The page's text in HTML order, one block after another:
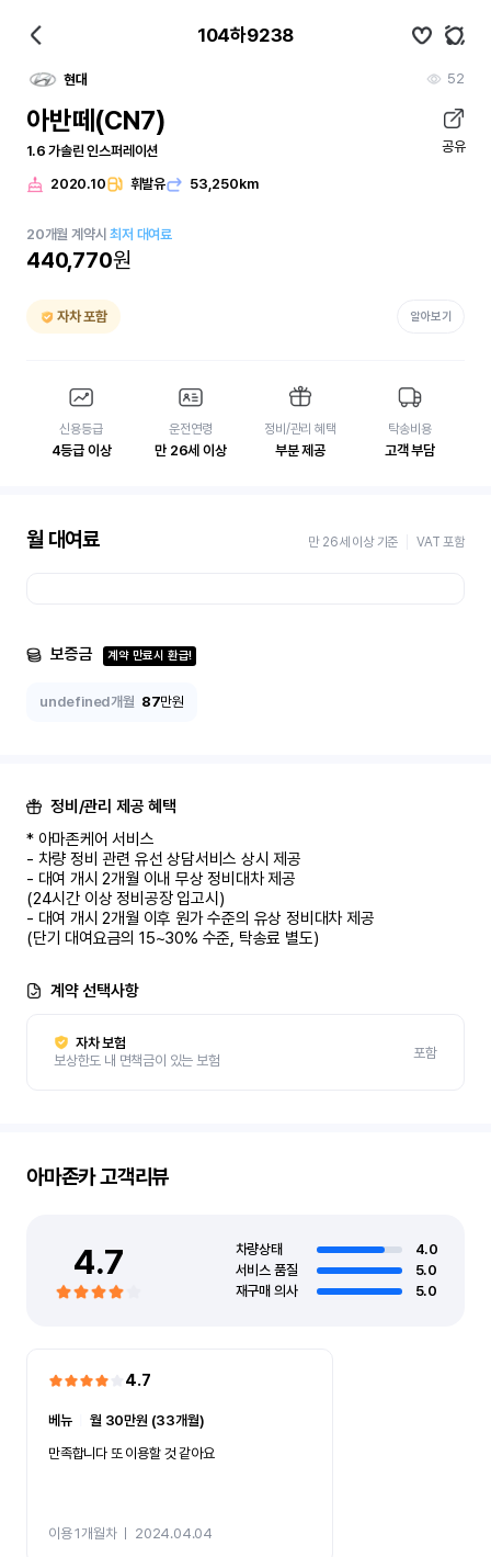
104하9238
현대 52
아반떼(CN7)
1.6 가솔린 인스퍼레이션 공유
2020.10 휘발유 53,250km
20개월 계약시최저 대여료
440,770원
자차 포함 알아보기
신용등급
4등급 이상
운전연령
만 26세 이상
정비/관리 혜택
부분 제공
탁송비용
고객 부담
월 대여료 만 26세 이상 기준 VAT 포함
보증금 계약 만료시 환급!
undefined개월 87만원
정비/관리 제공 혜택
* 아마존케어 서비스
- 차량 정비 관련 유선 상담서비스 상시 제공
- 대여 개시 2개월 이내 무상 정비대차 제공
(24시간 이상 정비공장 입고시)
- 대여 개시 2개월 이후 원가 수준의 유상 정비대차 제공
(단기 대여요금의 15~30% 수준, 탁송료 별도)
계약 선택사항
자차 보험
보상한도 내 면책금이 있는 보험
포함
아마존카고객리뷰
4.7 차량상태
4.0
서비스 품질
5.0
재구매 의사
5.0
4.7
베뉴ㅣ월 30만원 (33개월)
만족합니다 또 이용할 것 같아요
이용 1개월차ㅣ 2024.04.04